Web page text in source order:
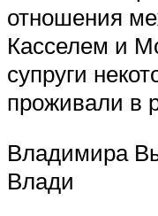
отношения
Касселем и
супруги
проживали в
Владимира
Влади